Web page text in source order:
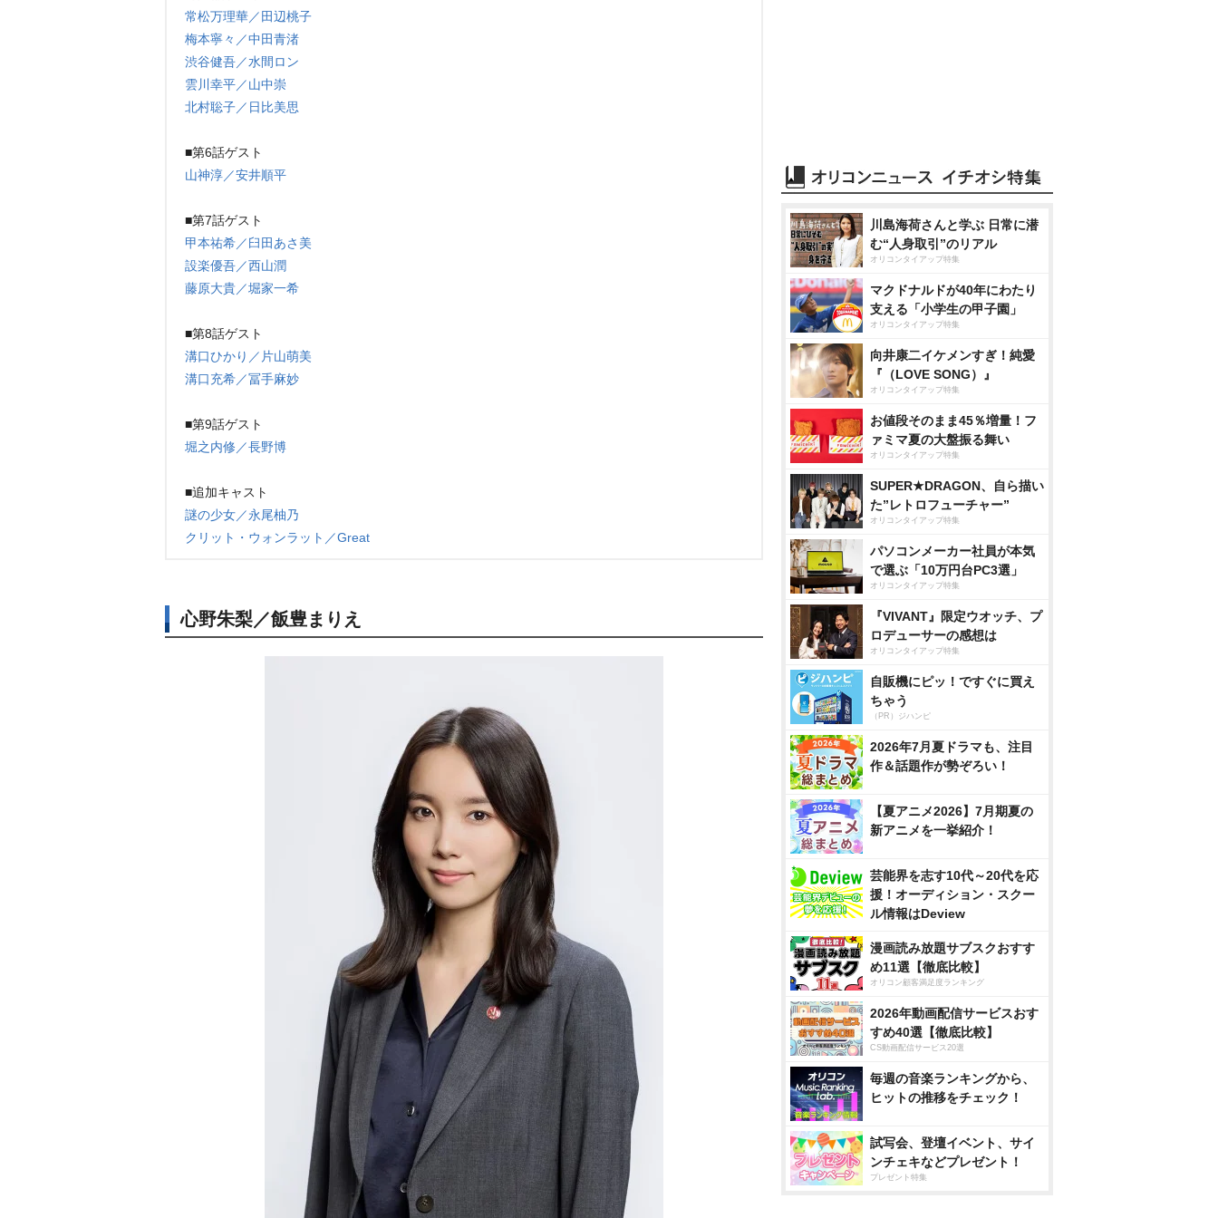
常松万理華／田辺桃子
梅本寧々／中田青渚
渋谷健吾／水間ロン
雲川幸平／山中崇
北村聡子／日比美思
■第6話ゲスト
山神淳／安井順平
■第7話ゲスト
甲本祐希／臼田あさ美
設楽優吾／西山潤
藤原大貴／堀家一希
■第8話ゲスト
溝口ひかり／片山萌美
溝口充希／冨手麻妙
■第9話ゲスト
堀之内修／長野博
■追加キャスト
謎の少女／永尾柚乃
クリット・ウォンラット／Great
心野朱梨／飯豊まりえ
川島海荷さんと学ぶ 日常に潜
む“人身取引”のリアル
オリコンタイアップ特集
マクドナルドが40年にわたり
支える「小学生の甲子園」
オリコンタイアップ特集
向井康二イケメンすぎ！純愛
『（LOVE SONG）』
オリコンタイアップ特集
お値段そのまま45％増量！フ
ァミマ夏の大盤振る舞い
オリコンタイアップ特集
SUPER★DRAGON、自ら描い
た”レトロフューチャー”
オリコンタイアップ特集
パソコンメーカー社員が本気
で選ぶ「10万円台PC3選」
オリコンタイアップ特集
『VIVANT』限定ウオッチ、プ
ロデューサーの感想は
オリコンタイアップ特集
自販機にピッ！ですぐに買え
ちゃう
（PR）ジハンピ
2026年7月夏ドラマも、注目
作＆話題作が勢ぞろい！
【夏アニメ2026】7月期夏の
新アニメを一挙紹介！
芸能界を志す10代～20代を応
援！オーディション・スクー
ル情報はDeview
漫画読み放題サブスクおすす
め11選【徹底比較】
オリコン顧客満足度ランキング
2026年動画配信サービスおす
すめ40選【徹底比較】
CS動画配信サービス20選
毎週の音楽ランキングから、
ヒットの推移をチェック！
試写会、登壇イベント、サイ
ンチェキなどプレゼント！
プレゼント特集